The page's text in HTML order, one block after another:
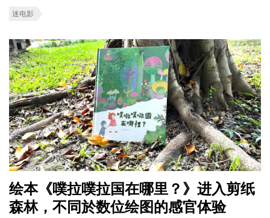
迷电影
绘本《噗拉噗拉国在哪里？》进入剪纸
森林，不同於数位绘图的感官体验